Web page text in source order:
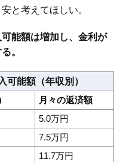
と考えてほしい。
能額は増加し、金利が
。
能額（年収別）
月々の返済額
5.0万円
7.5万円
11.7万円